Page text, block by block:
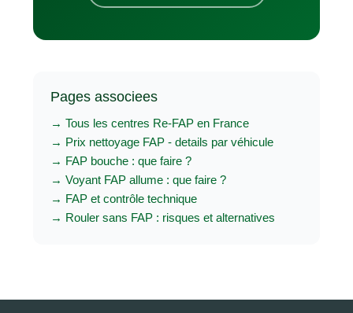
Pages associees
→ Tous les centres Re-FAP en France
→ Prix nettoyage FAP - details par véhicule
→ FAP bouche : que faire ?
→ Voyant FAP allume : que faire ?
→ FAP et contrôle technique
→ Rouler sans FAP : risques et alternatives